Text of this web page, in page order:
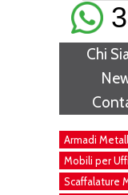
Chi
Armadi
Mobili per
Scaffalature